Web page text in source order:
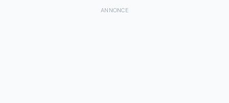
ANNONCE